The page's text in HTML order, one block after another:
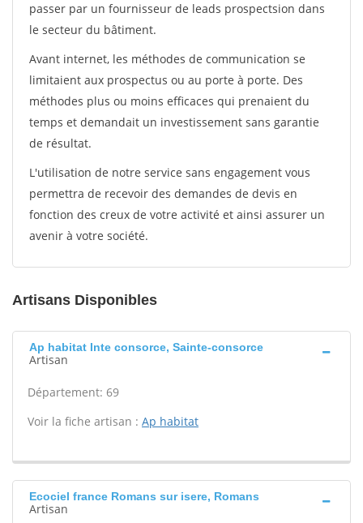
passer par un fournisseur de leads prospectsion dans
le secteur du bâtiment.
Avant internet, les méthodes de communication se
limitaient aux prospectus ou au porte à porte. Des
méthodes plus ou moins efficaces qui prenaient du
temps et demandait un investissement sans garantie
de résultat.
L'utilisation de notre service sans engagement vous
permettra de recevoir des demandes de devis en
fonction des creux de votre activité et ainsi assurer un
avenir à votre société.
Artisans Disponibles
Ap habitat Inte consorce, Sainte-consorce
Artisan
Département: 69
Voir la fiche artisan : Ap habitat
Ecociel france Romans sur isere, Romans
Artisan